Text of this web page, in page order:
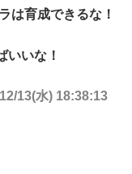
は育成できるな！
いいな！
13(水) 18:38:13